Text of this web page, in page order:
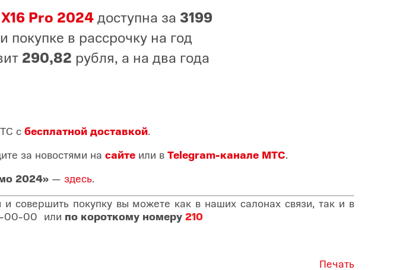
Pro 2024доступна за 3199
покупке в рассрочку на год
290,82 рубля, а на два года
c бесплатной доставкой.
за новостями на сайте или в Telegram-канале МТС.
2024» — здесь.
совершить покупку вы можете как в наших салонах связи, так и в
00-00 или по короткому номеру 210
Печать